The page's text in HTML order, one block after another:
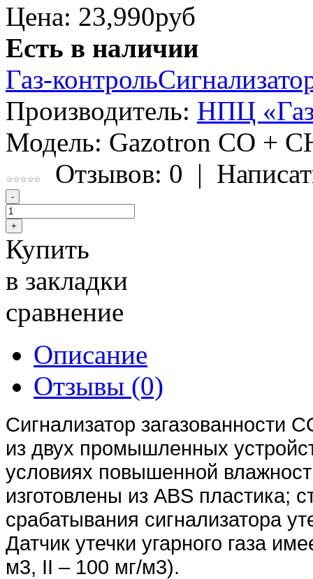
Цена: 23,990руб
Есть в наличии
Газ-контроль
Производитель: НПЦ
Модель: Gazotron CO +
Отзывов: 0 |
Купить
в закладки
сравнение
Описание
Отзывы (0)
Сигнализатор загазованности
из двух промышленных
условиях повышенной
изготовлены из ABS пластика;
срабатывания сигнализатора
Датчик утечки угарного газа
м3, II – 100 мг/м3).